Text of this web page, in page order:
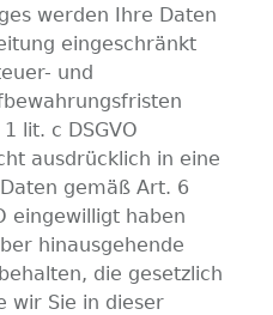
werden Ihre Daten
eingeschränkt
und
lit. c DSGVO
ausdrücklich in eine
gemäß Art. 6
eingewilligt haben
hinausgehende
die gesetzlich
wir Sie in dieser